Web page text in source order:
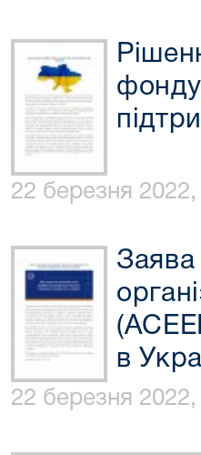
22 березня 2022,
Заява
в
22 березня 2022,